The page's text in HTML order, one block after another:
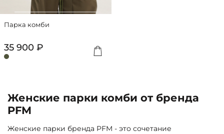
Парка комби
35 900 ₽
Женские парки комби от бренда
PFM
Женские парки бренда PFM - это сочетание